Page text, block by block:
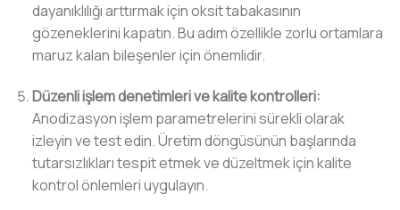
dayanıklılığı arttırmak için oksit tabakasının
gözeneklerini kapatın. Bu adım özellikle zorlu ortamlara
maruz kalan bileşenler için önemlidir.
Düzenli işlem denetimleri ve kalite kontrolleri:
Anodizasyon işlem parametrelerini sürekli olarak
izleyin ve test edin. Üretim döngüsünün başlarında
tutarsızlıkları tespit etmek ve düzeltmek için kalite
kontrol önlemleri uygulayın.